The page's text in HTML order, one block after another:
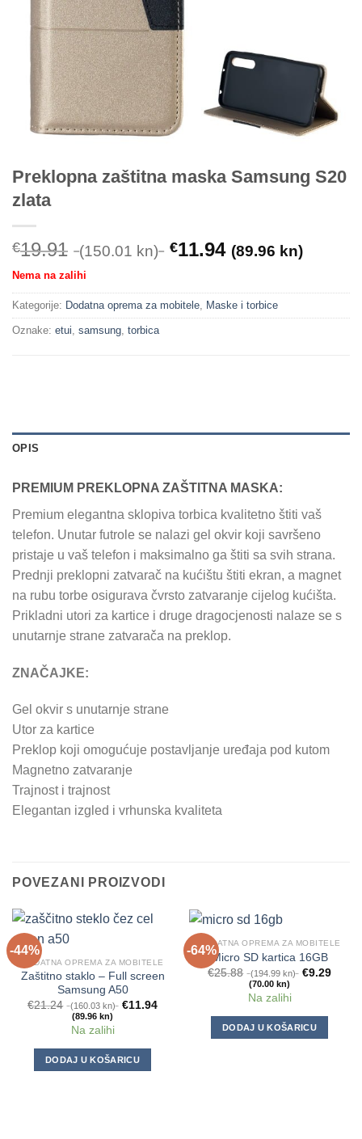
Preklopna zaštitna maska Samsung S20
zlata
€19.91 (150.01 kn) €11.94 (89.96 kn)
Nema na zalihi
Kategorije: Dodatna oprema za mobitele Maske i torbice
Oznake: etui samsung torbica
OPIS
PREMIUM PREKLOPNA ZAŠTITNA MASKA:
Premium elegantna sklopiva torbica kvalitetno štiti vaš
telefon. Unutar futrole se nalazi gel okvir koji savršeno
pristaje u vaš telefon i maksimalno ga štiti sa svih strana.
Prednji preklopni zatvarač na kućištu štiti ekran, a magnet
na rubu torbe osigurava čvrsto zatvaranje cijelog kućišta.
Prikladni utori za kartice i druge dragocjenosti nalaze se s
unutarnje strane zatvarača na preklop.
ZNAČAJKE:
Gel okvir s unutarnje strane
Utor za kartice
Preklop koji omogućuje postavljanje uređaja pod kutom
Magnetno zatvaranje
Trajnost i trajnost
Elegantan izgled i vrhunska kvaliteta
POVEZANI PROIZVODI
-44%
DODATNA OPREMA ZA MOBITELE
Zaštitno staklo – Full screen
Samsung A50
€21.24 (160.03 kn) €11.94
(89.96 kn)
Na zalihi
DODAJ U KOŠARICU
-64%
DODATNA OPREMA ZA MOBITELE
Micro SD kartica 16GB
€25.88 (194.99 kn) €9.29
(70.00 kn)
Na zalihi
DODAJ U KOŠARICU